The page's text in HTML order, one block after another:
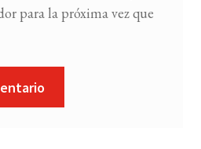
para la próxima vez que